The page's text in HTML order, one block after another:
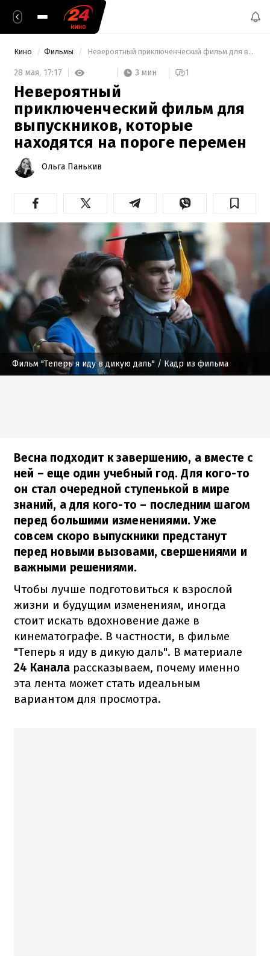
Кино Фильмы Невероятный приключенческий фильм для выпускников, которые находятся на пороге перемен
28 мая, 17:17 3 мин 1
Невероятный
приключенческий фильм для
выпускников, которые
находятся на пороге перемен
Ольга Панькив
Фильм "Теперь я иду в дикую даль" / Кадр из фильма
Весна подходит к завершению, а вместе с
ней – еще один учебный год. Для кого-то
он стал очередной ступенькой в мире
знаний, а для кого-то – последним шагом
перед большими изменениями. Уже
совсем скоро выпускники предстанут
перед новыми вызовами, свершениями и
важными решениями.
Чтобы лучше подготовиться к взрослой
жизни и будущим изменениям, иногда
стоит искать вдохновение даже в
кинематографе. В частности, в фильме
"Теперь я иду в дикую даль". В материале
24 Канала рассказываем, почему именно
эта лента может стать идеальным
вариантом для просмотра.